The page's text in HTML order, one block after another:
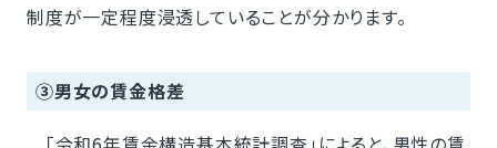
制度が一定程度浸透していることが分かります。
③男女の賃金格差